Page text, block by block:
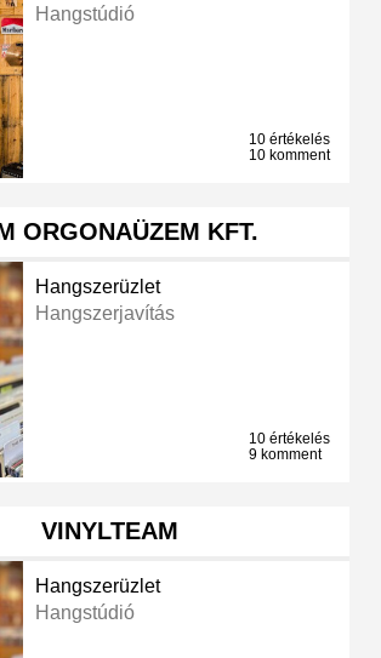
Hangstúdió
10 értékelés
10 komment
ORGONAÜZEM KFT.
Hangszerüzlet
Hangszerjavítás
10 értékelés
9 komment
VINYLTEAM
Hangszerüzlet
Hangstúdió